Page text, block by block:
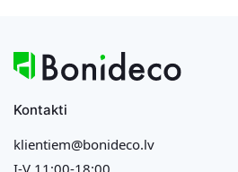
Kontakti
klientiem@bonideco.lv